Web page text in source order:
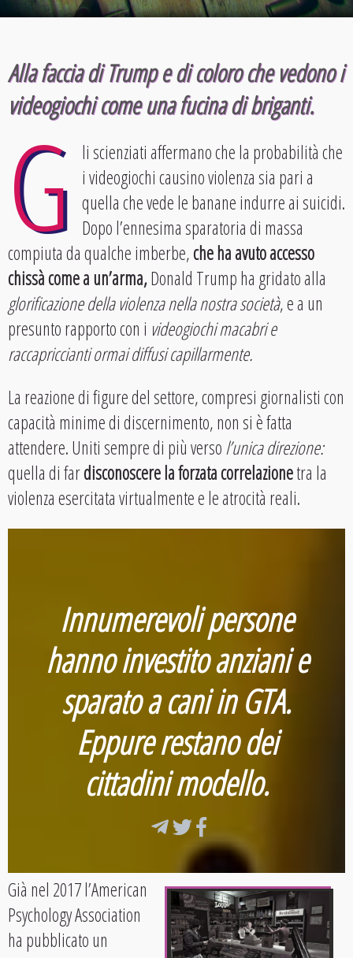
Alla faccia di Trump e di coloro che vedono i
videogiochi come una fucina di briganti.
G li scienziati affermano che la probabilità che
i videogiochi causino violenza sia pari a
quella che vede le banane indurre ai suicidi.
Dopo l’ennesima sparatoria di massa
compiuta da qualche imberbe,che ha avuto accesso
chissà come a un’arma,Donald Trump ha gridato alla
glorificazione della violenza nella nostra società, e a un
presunto rapporto con i videogiochi macabri e
raccapriccianti ormai diffusi capillarmente.
La reazione di figure del settore, compresi giornalisti con
capacità minime di discernimento, non si è fatta
attendere. Uniti sempre di più versol’unica direzione:
quella di fardisconoscere la forzata correlazionetra la
violenza esercitata virtualmente e le atrocità reali.
Innumerevoli persone
hanno investito anziani e
sparato a cani in GTA.
Eppure restano dei
cittadini modello.
Già nel 2017 l’American
Psychology Association
ha pubblicato un